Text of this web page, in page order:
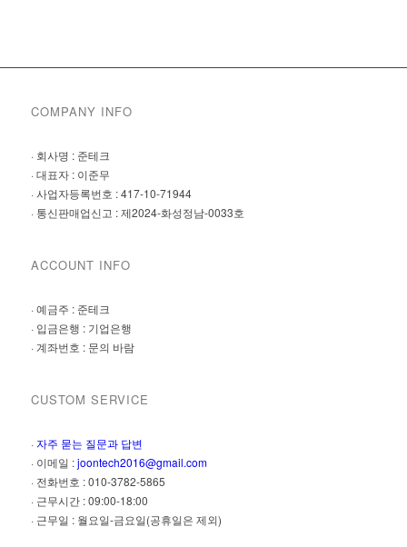
COMPANY INFO
· 회사명 : 준테크
· 대표자 : 이준무
· 사업자등록번호 : 417-10-71944
· 통신판매업신고 : 제2024-화성정남-0033호
ACCOUNT INFO
· 예금주 : 준테크
· 입금은행 : 기업은행
· 계좌번호 : 문의 바람
CUSTOM SERVICE
·자주 묻는 질문과 답변
· 이메일 :joontech2016@gmail.com
· 전화번호 : 010-3782-5865
· 근무시간 : 09:00-18:00
· 근무일 : 월요일-금요일(공휴일은 제외)